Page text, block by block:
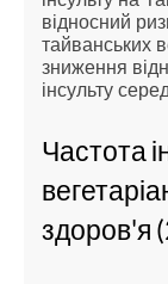
відносний
тайванських
зниження
інсульту
Частота
здоров'я